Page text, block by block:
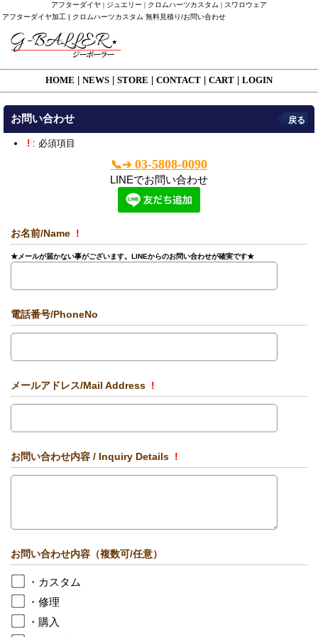
アフターダイヤ | ジュエリー | クロムハーツカスタム | スワロウェア
アフターダイヤ加工 | クロムハーツカスタム 無料見積り/お問い合わせ
HOME NEWS STORE CONTACT CART LOGIN
お問い合わせ 戻る
! : 必須項目
📞➔03-5808-0090
LINEでお問い合わせ
お名前/Name !
★メールが届かない事がございます。LINEからのお問い合わせが確実です★
電話番号/PhoneNo
メールアドレス/Mail Address !
お問い合わせ内容 / Inquiry Details !
お問い合わせ内容（複数可/任意）
・カスタム
・修理
・購入